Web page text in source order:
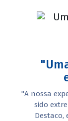
"A nossa
sido